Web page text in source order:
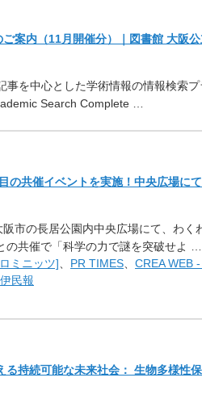
案内（11月開催分）｜図書館 大阪
事を中心とした学術情報の情報検索プ
Search Complete …
の共催イベントを実施！ 中央広場に
市の長居公園内中央広場にて、 わく
の共催で「科学の力で謎を突破せよ …
ミニッツ] PR TIMES CREA WEB
民報
る持続可能な未来社会： 生物多様性